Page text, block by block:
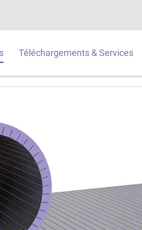
Téléchargements & Services